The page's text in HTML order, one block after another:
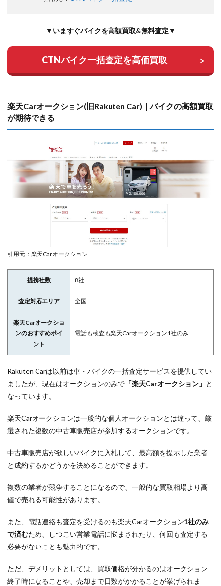
▼いますぐバイクを高額買取&無料査定▼
CTNバイク一括査定を高価買取
楽天Carオークション(旧Rakuten Car)｜バイクの高額買取
が期待できる
引用元：楽天Carオークション
提携社数 8社
査定対応エリア 全国
楽天Carオークショ
ンのおすすめポイ
ント
電話も検査も楽天Carオークション1社のみ
Rakuten Carは以前は車・バイクの一括査定サービスを提供してい
ましたが、現在はオークションのみで 「楽天Carオークション」 と
なっています。
楽天Carオークションは一般的な個人オークションとは違って、厳
選された複数の中古車販売店が参加するオークションです。
中古車販売店が欲しいバイクに入札して、最高額を提示した業者
と成約するかどうかを決めることができます。
複数の業者が競争することになるので、一般的な買取相場より高
値で売れる可能性があります。
また、電話連絡も査定を受けるのも楽天Carオークション1社のみ
で済むため、しつこい営業電話に悩まされたり、何回も査定する
必要がないことも魅力的です。
ただ、デメリットとしては、買取価格が分かるのはオークション
終了時になることや、売却まで日数がかかることが挙げられま